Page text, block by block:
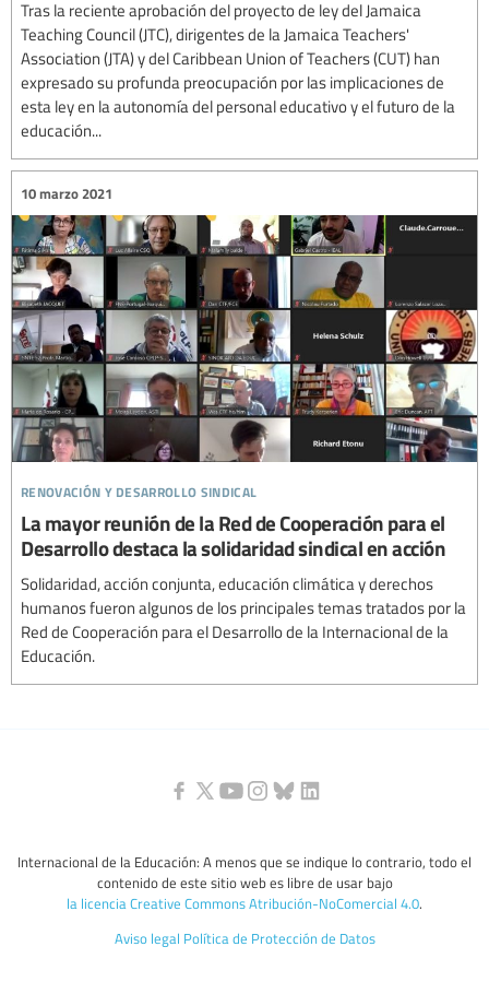
Tras la reciente aprobación del proyecto de ley del Jamaica
Teaching Council (JTC), dirigentes de la Jamaica Teachers'
Association (JTA) y del Caribbean Union of Teachers (CUT) han
expresado su profunda preocupación por las implicaciones de
esta ley en la autonomía del personal educativo y el futuro de la
educación...
renovación y desarrollo sindical
10 marzo 2021
La mayor reunión de la Red de Cooperación para el
Desarrollo destaca la solidaridad sindical en acción
Solidaridad, acción conjunta, educación climática y derechos
humanos fueron algunos de los principales temas tratados por la
Red de Cooperación para el Desarrollo de la Internacional de la
Educación.
Internacional de la Educación: A menos que se indique lo contrario, todo el
contenido de este sitio web es libre de usar bajo
la licencia Creative Commons Atribución-NoComercial 4.0.
Aviso legal Política de Protección de Datos